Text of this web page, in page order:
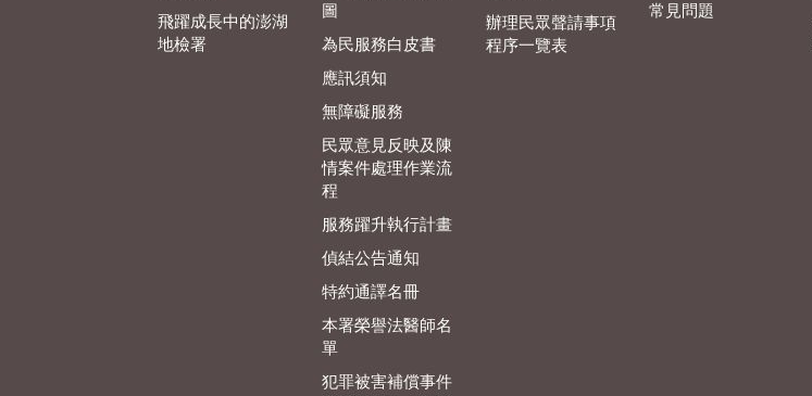
飛躍成長中的澎湖
地檢署
圖
為民服務白皮書
應訊須知
無障礙服務
民眾意見反映及陳
情案件處理作業流
程
服務躍升執行計畫
偵結公告通知
特約通譯名冊
本署榮譽法醫師名
單
犯罪被害補償事件
辦理民眾聲請事項
程序一覽表
常見問題